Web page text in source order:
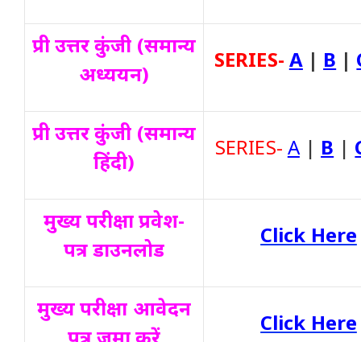
प्री उत्तर कुंजी (समान्य
अध्ययन)
SERIES- A | B |
प्री उत्तर कुंजी (समान्य
हिंदी)
SERIES- A| B |
मुख्य परीक्षा प्रवेश-
पत्र डाउनलोड
Click Here
मुख्य परीक्षा आवेदन
पत्र जमा करें
Click Here